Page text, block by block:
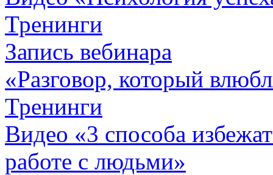
Тренинги
Запись вебинара
«Разговор, который
Тренинги
Видео «3 способа
работе с людьми»